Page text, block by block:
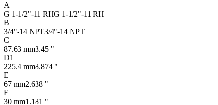
A
G 1-1/2"-11 RHG 1-1/2"-11 RH
B
3/4"-14 NPT3/4"-14 NPT
C
87.63 mm3.45 "
D1
225.4 mm8.874 "
E
67 mm2.638 "
F
30 mm1.181 "